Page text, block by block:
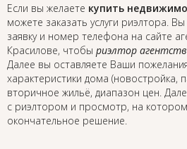
Если вы желаете купить
можете заказать услуги риэлтора.
заявку и номер телефона на сайте
Красилове, чтобы риэлтор
Далее вы оставляете Ваши
характеристики дома (новостройка,
вторичное жильё, диапазон цен.
с риэлтором и просмотр, на
окончательное решение.